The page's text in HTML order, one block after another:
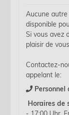
Aucune
disponible
Si vous avez
plaisir de
Contactez-
appelant le:
Personnel
Horaires de